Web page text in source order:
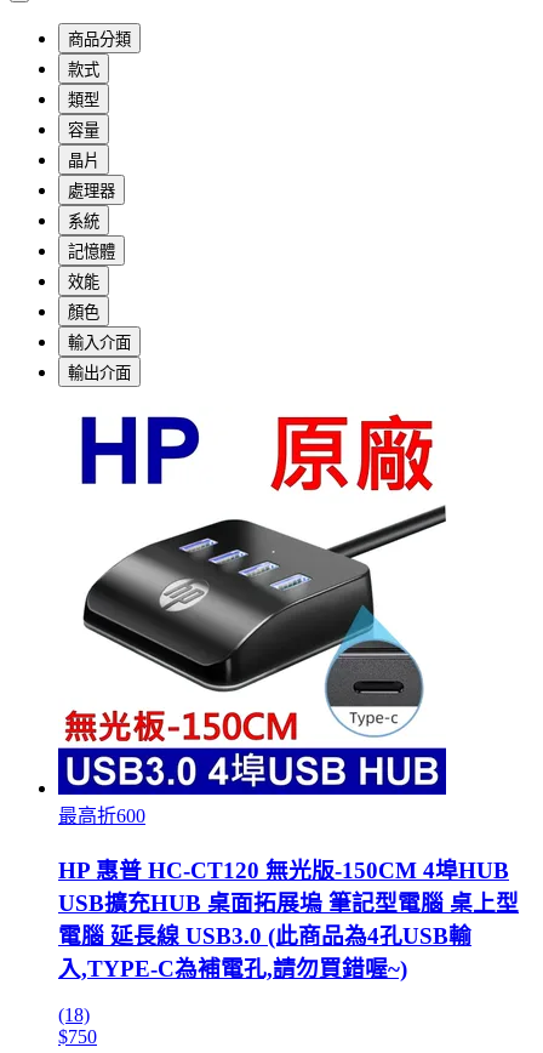
商品分類
款式
類型
容量
晶片
處理器
系統
記憶體
效能
顏色
輸入介面
輸出介面
最高折600
HP 惠普 HC-CT120 無光版-150CM 4埠HUB
USB擴充HUB 桌面拓展塢 筆記型電腦 桌上型
電腦 延長線 USB3.0 (此商品為4孔USB輸
入,TYPE-C為補電孔,請勿買錯喔~)
(18)
$750